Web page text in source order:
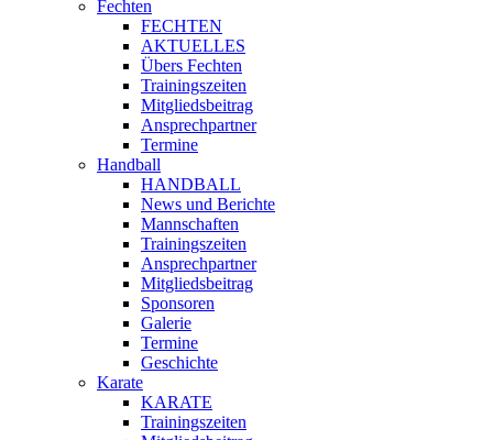
Fechten
FECHTEN
AKTUELLES
Übers Fechten
Trainingszeiten
Mitgliedsbeitrag
Ansprechpartner
Termine
Handball
HANDBALL
News und Berichte
Mannschaften
Trainingszeiten
Ansprechpartner
Mitgliedsbeitrag
Sponsoren
Galerie
Termine
Geschichte
Karate
KARATE
Trainingszeiten